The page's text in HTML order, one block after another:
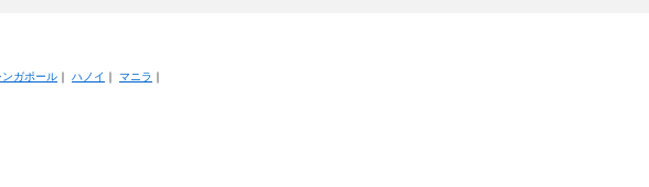
ンガポール｜ ハノイ ｜ マニラ ｜